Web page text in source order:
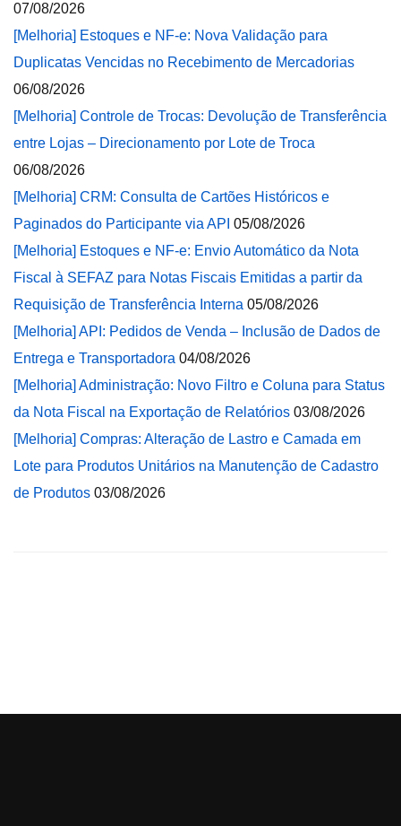
07/08/2026
[Melhoria] Estoques e NF-e: Nova Validação para
Duplicatas Vencidas no Recebimento de Mercadorias
06/08/2026
[Melhoria] Controle de Trocas: Devolução de Transferência
entre Lojas – Direcionamento por Lote de Troca
06/08/2026
[Melhoria] CRM: Consulta de Cartões Históricos e
Paginados do Participante via API 05/08/2026
[Melhoria] Estoques e NF-e: Envio Automático da Nota
Fiscal à SEFAZ para Notas Fiscais Emitidas a partir da
Requisição de Transferência Interna 05/08/2026
[Melhoria] API: Pedidos de Venda – Inclusão de Dados de
Entrega e Transportadora 04/08/2026
[Melhoria] Administração: Novo Filtro e Coluna para Status
da Nota Fiscal na Exportação de Relatórios 03/08/2026
[Melhoria] Compras: Alteração de Lastro e Camada em
Lote para Produtos Unitários na Manutenção de Cadastro
de Produtos 03/08/2026